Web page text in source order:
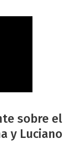
sobre el
y Luciano